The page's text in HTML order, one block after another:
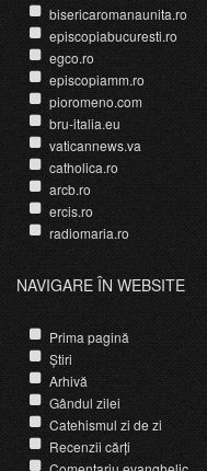
bisericaromanaunita.ro
episcopiabucuresti.ro
egco.ro
episcopiamm.ro
pioromeno.com
bru-italia.eu
vaticannews.va
catholica.ro
arcb.ro
ercis.ro
radiomaria.ro
NAVIGARE ÎN WEBSITE
Prima pagină
Știri
Arhivă
Gândul zilei
Catehismul zi de zi
Recenzii cărți